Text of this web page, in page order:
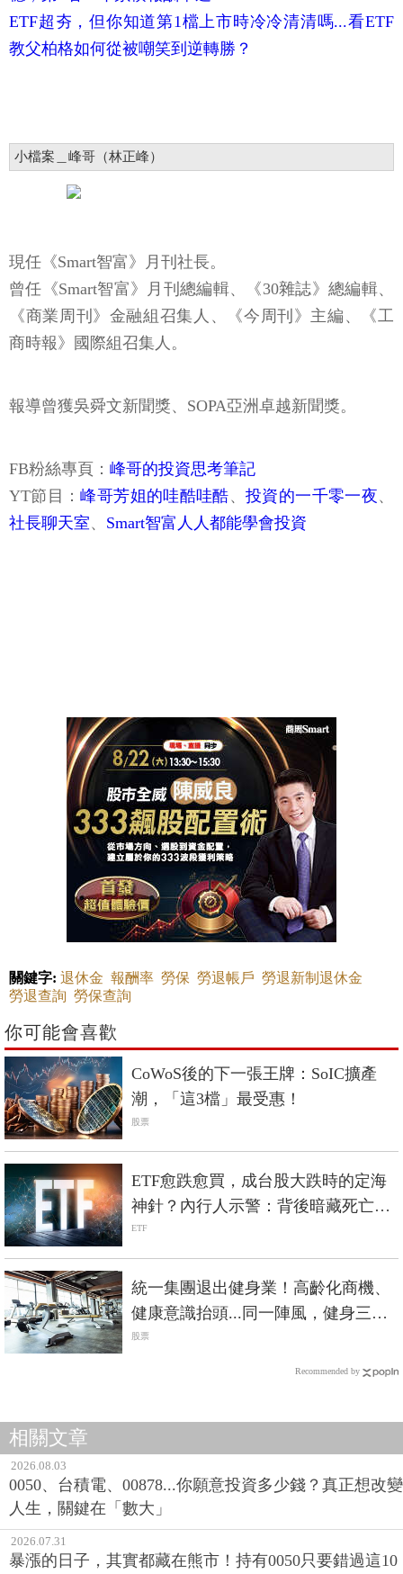
ETF超夯，但你知道第1檔上市時冷冷清清嗎...看ETF
教父柏格如何從被嘲笑到逆轉勝？
小檔案＿峰哥（林正峰）
現任《Smart智富》月刊社長。
曾任《Smart智富》月刊總編輯、《30雜誌》總編輯、
《商業周刊》金融組召集人、《今周刊》主編、《工
商時報》國際組召集人。
報導曾獲吳舜文新聞獎、SOPA亞洲卓越新聞獎。
FB粉絲專頁： 峰哥的投資思考筆記
YT節目：峰哥芳姐的哇酷哇酷、投資的一千零一夜、
社長聊天室、 Smart智富人人都能學會投資
關鍵字: 退休金 報酬率 勞保 勞退帳戶 勞退新制退休金
勞退查詢 勞保查詢
你可能會喜歡
CoWoS後的下一張王牌：SoIC擴產
潮，「這3檔」最受惠！
股票
ETF愈跌愈買，成台股大跌時的定海
神針？內行人示警：背後暗藏死亡螺
旋風險
ETF
統一集團退出健身業！高齡化商機、
健康意識抬頭...同一陣風，健身三巨
頭命運大不同？
股票
Recommended by
相關文章
2026.08.03
0050、台積電、00878...你願意投資多少錢？真正想改變
人生，關鍵在「數大」
2026.07.31
暴漲的日子，其實都藏在熊市！持有0050只要錯過這10